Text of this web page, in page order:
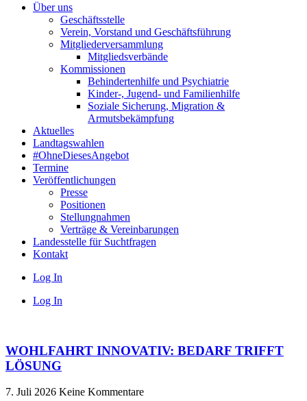
Über uns
Geschäftsstelle
Verein, Vorstand und Geschäftsführung
Mitgliederversammlung
Mitgliedsverbände
Kommissionen
Behindertenhilfe und Psychiatrie
Kinder-, Jugend- und Familienhilfe
Soziale Sicherung, Migration &
Armutsbekämpfung
Aktuelles
Landtagswahlen
#OhneDiesesAngebot
Termine
Veröffentlichungen
Presse
Positionen
Stellungnahmen
Verträge & Vereinbarungen
Landesstelle für Suchtfragen
Kontakt
Log In
Log In
WOHLFAHRT INNOVATIV: BEDARF TRIFFT
LÖSUNG
7. Juli 2026 Keine Kommentare